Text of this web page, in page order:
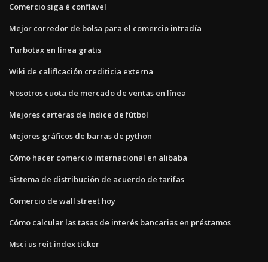
Comercio siga é confiavel
Mejor corredor de bolsa para el comercio intradía
Turbotax en línea gratis
Wiki de calificación crediticia externa
Nosotros cuota de mercado de ventas en línea
Mejores carteras de índice de fútbol
Mejores gráficos de barras de python
Cómo hacer comercio internacional en alibaba
Sistema de distribución de acuerdo de tarifas
Comercio de wall street hoy
Cómo calcular las tasas de interés bancarias en préstamos
Msci us reit index ticker